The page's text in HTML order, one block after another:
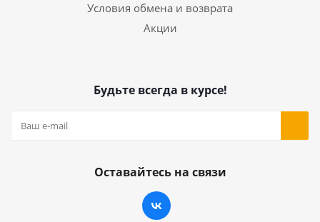
Условия обмена и возврата
Акции
Будьте всегда в курсе!
Оставайтесь на связи